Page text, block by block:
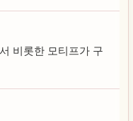
비롯한 모티프가 구